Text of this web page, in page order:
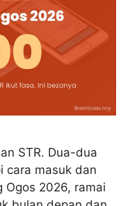
STR. Dua-dua
cara masuk dan
Ogos 2026, ramai